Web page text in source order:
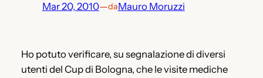
Mar 20, 2010—daMauro Moruzzi
Ho potuto verificare, su segnalazione di diversi
utenti del Cup di Bologna, che le visite mediche